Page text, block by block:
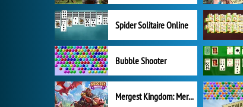
Spider Solitaire Online
Bubble Shooter
Mergest Kingdom: Merge Puzzle